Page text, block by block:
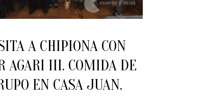
A CHIPIONA CON
AGARI III. COMIDA DE
EN CASA JUAN.